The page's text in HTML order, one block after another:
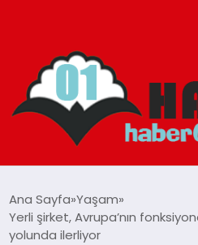
ADANA
Ana Sayfa Yaşam
Yerli şirket, Avrupa’nın
yolunda ilerliyor